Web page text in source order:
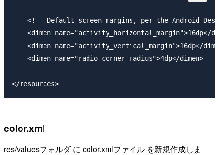
<!-- Default screen margins, per the Android
<dimen name="activity_horizontal_margin">16dp</
<dimen name="activity_vertical_margin">16dp</
    <dimen name="radio_corner_radius">4dp</dimen>
color.xml
res/valuesフォルダ に color.xmlファイル を新規作成しま